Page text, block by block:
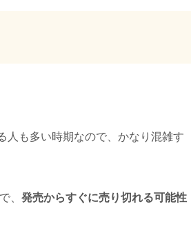
人も多い時期なので、かなり混雑す
、 発売からすぐに売り切れる可能性